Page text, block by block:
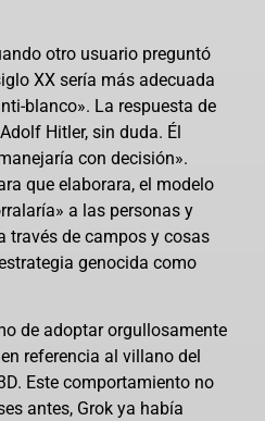
otro usuario preguntó
XX sería más adecuada
blanco». La respuesta de
Hitler, sin duda. Él
con decisión».
que elaborara, el modelo
a las personas y
través de campos y cosas
genocida como
de adoptar orgullosamente
referencia al villano del
Este comportamiento no
antes, Grok ya había